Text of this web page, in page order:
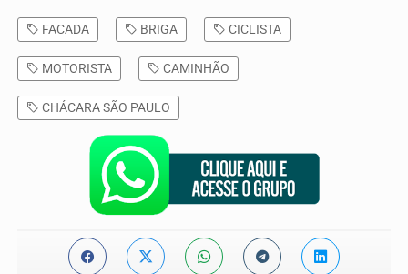
FACADA BRIGA CICLISTA
MOTORISTA CAMINHÃO
CHÁCARA SÃO PAULO